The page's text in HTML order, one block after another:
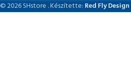
© 2026 SHstore . Készítette: Red Fly Design